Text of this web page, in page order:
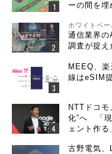
ーの間を埋
ホワイトペー
通信業界
調査が捉え
MEEQ、
線はeSIM
NTTドコモ
化”へ 「現
ェント作る
古野電気